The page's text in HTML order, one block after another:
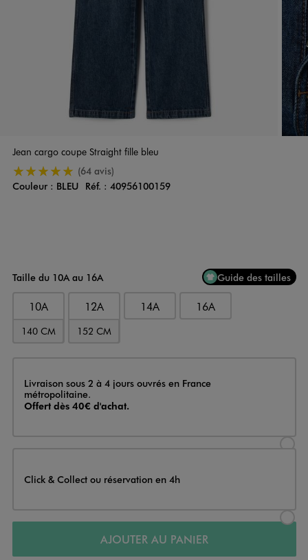
Jean cargo coupe Straight fille bleu
5/5 de moyenne(64 avis)
Couleur
Couleur : BLEU Réf. : 40956100159
Taille du 10A au 16A Guide des tailles
10A
140 CM
12A
152 CM
14A 16A
Livraison
Livraison sous 2 à 4 jours ouvrés en France
métropolitaine.
Offert dès 40€ d'achat.
Click & Collect ou réservation en 4h
AJOUTER AU PANIER